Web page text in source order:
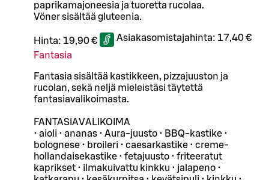
paprikamajoneesia ja tuoretta rucolaa.
Vöner sisältää gluteenia.
Hinta: 19,90 € Asiakasomistajahinta: 17,40 €
Fantasia
Fantasia sisältää kastikkeen, pizzajuuston ja
rucolan, sekä neljä mieleistäsi täytettä
fantasiavalikoimasta.
FANTASIAVALIKOIMA
• aioli • ananas • Aura-juusto • BBQ-kastike •
bolognese • broileri • caesarkastike • creme-
hollandaisekastike • fetajuusto • friteeratut
kaprikset • ilmakuivattu kinkku • jalapeno •